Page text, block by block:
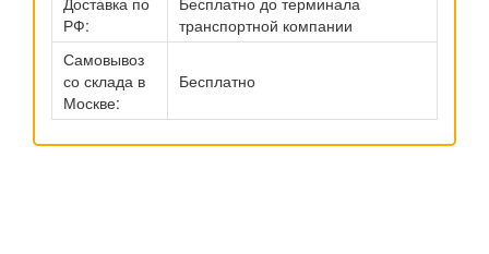
РФ:
транспортной компании
Самовывоз
со склада в
Москве:
Бесплатно